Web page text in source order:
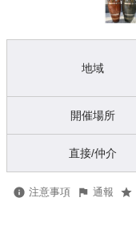
地域
開催場所
直接/仲介
注意事項 通報